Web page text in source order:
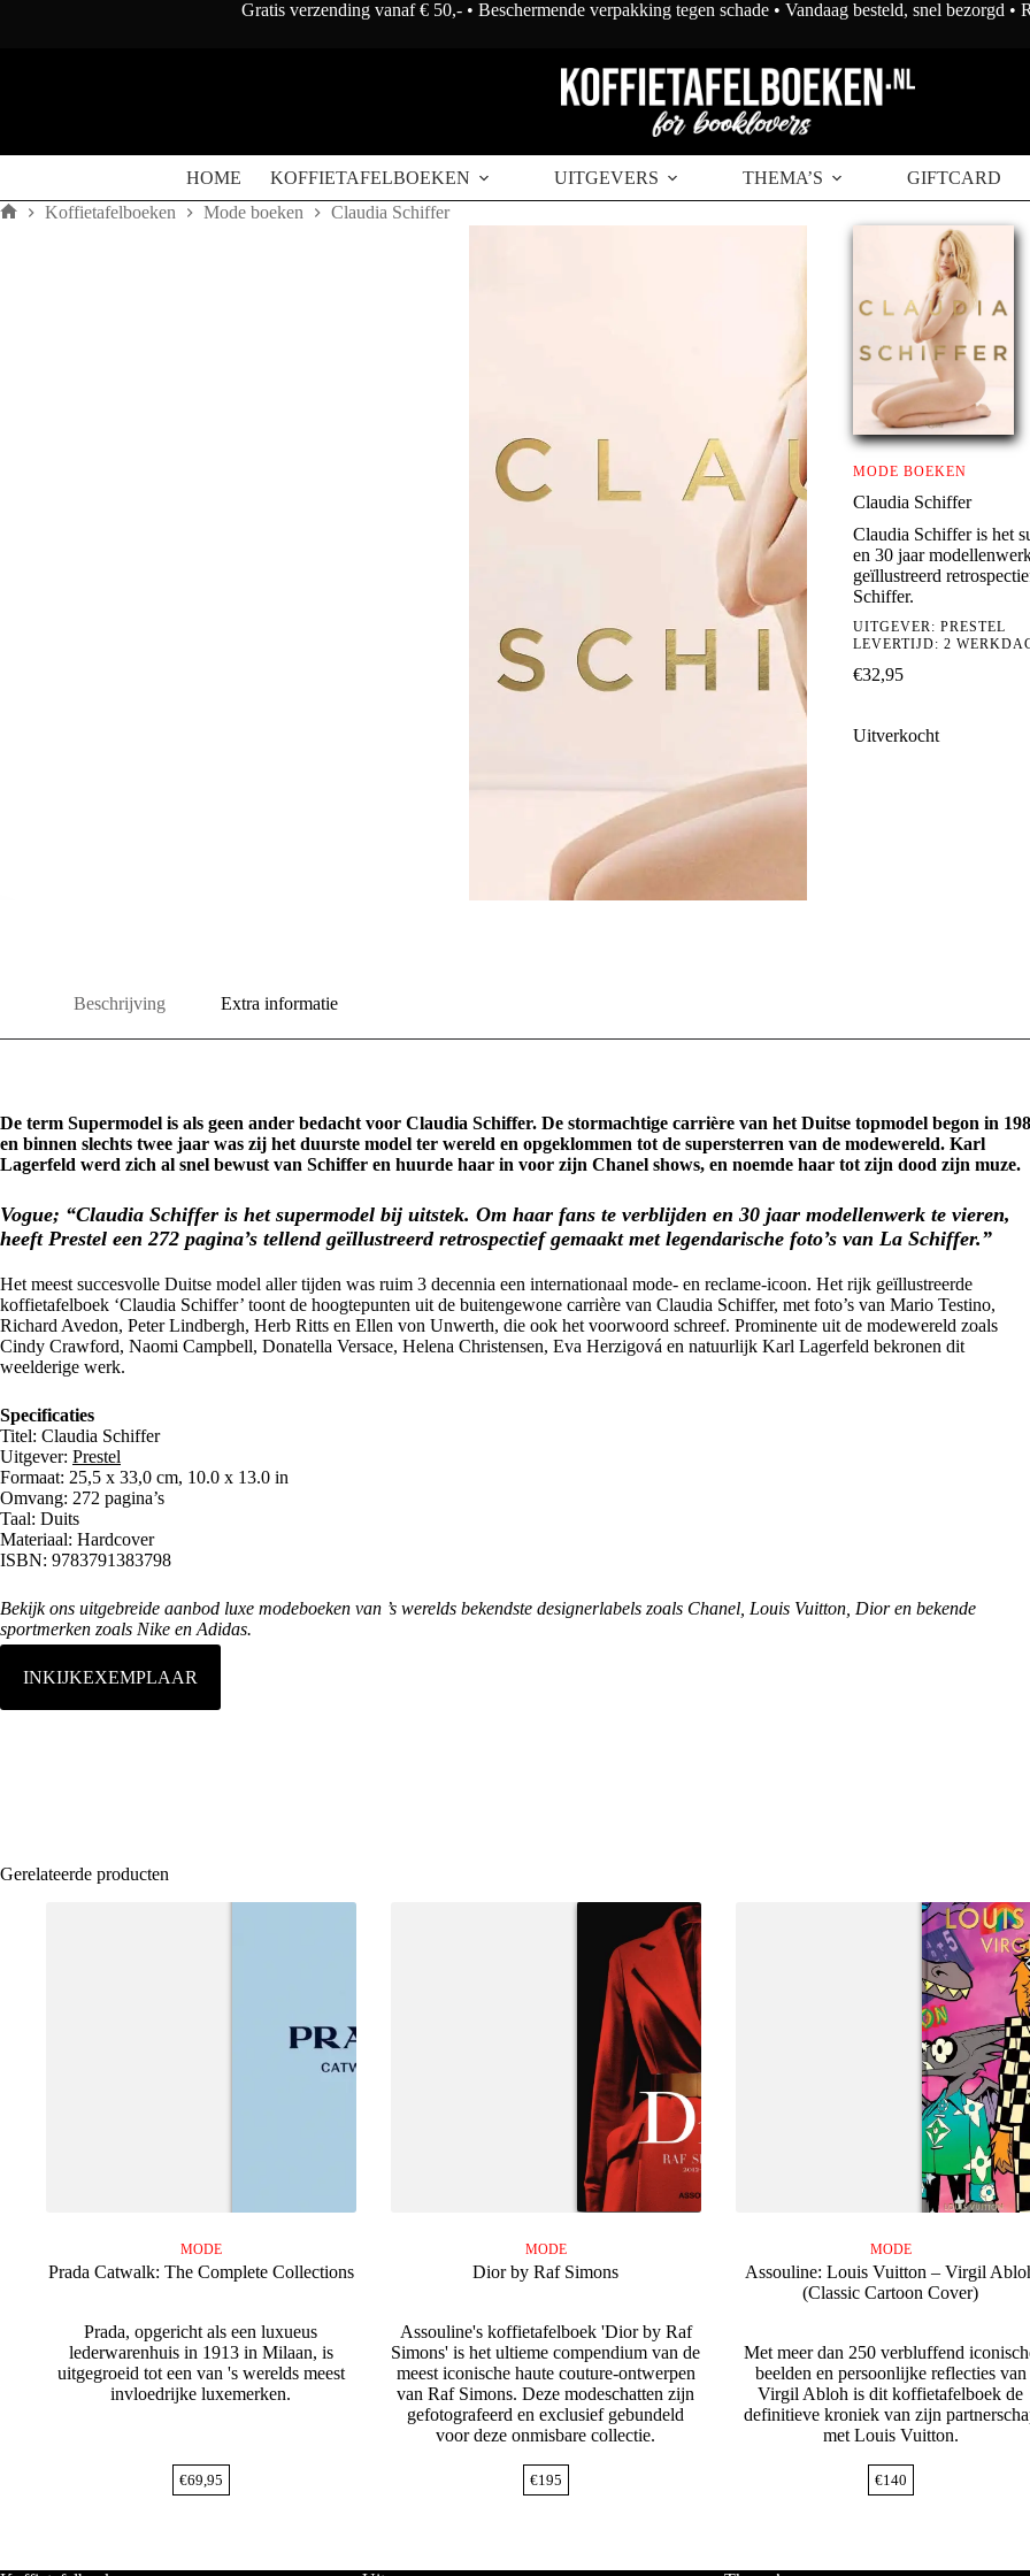
Gratis verzending vanaf € 50,- • Beschermende verpakking tegen schade • Vandaag besteld, snel bezorgd •
HOME KOFFIETAFELBOEKEN UITGEVERS THEMA’S GIFTCARD
Koffietafelboeken Mode boeken Claudia Schiffer
MODE BOEKEN
Claudia Schiffer
Claudia Schiffer is het
en 30 jaar
geïllustreerd
Schiffer.
UITGEVER: PRESTEL
LEVERTIJD: 2
€32,95
Uitverkocht
Beschrijving Extra informatie
De term Supermodel is als geen ander bedacht voor Claudia Schiffer. De stormachtige carrière van het Duitse topmodel begon in
en binnen slechts twee jaar was zij het duurste model ter wereld en opgeklommen tot de supersterren van de modewereld. Karl
Lagerfeld werd zich al snel bewust van Schiffer en huurde haar in voor zijn Chanel shows, en noemde haar tot zijn dood zijn muze.
Vogue; “Claudia Schiffer is het supermodel bij uitstek. Om haar fans te verblijden en 30 jaar modellenwerk te vieren,
heeft Prestel een 272 pagina’s tellend geïllustreerd retrospectief gemaakt met legendarische foto’s van La Schiffer.”
Het meest succesvolle Duitse model aller tijden was ruim 3 decennia een internationaal mode- en reclame-icoon. Het rijk geïllustreerde
koffietafelboek ‘Claudia Schiffer’ toont de hoogtepunten uit de buitengewone carrière van Claudia Schiffer, met foto’s van Mario Testino,
Richard Avedon, Peter Lindbergh, Herb Ritts en Ellen von Unwerth, die ook het voorwoord schreef. Prominente uit de modewereld zoals
Cindy Crawford, Naomi Campbell, Donatella Versace, Helena Christensen, Eva Herzigová en natuurlijk Karl Lagerfeld bekronen dit
weelderige werk.
Specificaties
Titel: Claudia Schiffer
Uitgever: Prestel
Formaat: 25,5 x 33,0 cm, 10.0 x 13.0 in
Omvang: 272 pagina’s
Taal: Duits
Materiaal: Hardcover
ISBN: 9783791383798
Bekijk ons uitgebreide aanbod luxe modeboeken van ’s werelds bekendste designerlabels zoals Chanel, Louis Vuitton, Dior en bekende
sportmerken zoals Nike en Adidas.
INKIJKEXEMPLAAR
Gerelateerde producten
MODE
Prada Catwalk: The Complete Collections
Prada, opgericht als een luxueus
lederwarenhuis in 1913 in Milaan, is
uitgegroeid tot een van 's werelds meest
invloedrijke luxemerken.
€69,95
MODE
Dior by Raf Simons
Assouline's koffietafelboek 'Dior by Raf
Simons' is het ultieme compendium van de
meest iconische haute couture-ontwerpen
van Raf Simons. Deze modeschatten zijn
gefotografeerd en exclusief gebundeld
voor deze onmisbare collectie.
€195
MODE
Assouline: Louis Vuitton – Virgil
(Classic Cartoon Cover)
Met meer dan 250 verbluffend
beelden en persoonlijke reflecties van
Virgil Abloh is dit koffietafelboek de
definitieve kroniek van zijn
met Louis Vuitton.
€140